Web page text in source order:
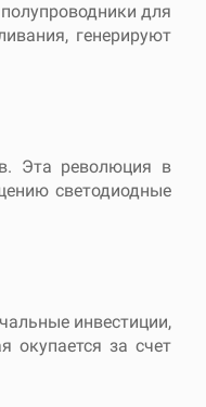
для
генерируют
Эта революция в
светодиодные
инвестиции,
окупается за счет